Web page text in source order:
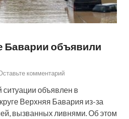
Баварии объявили
комментарий
объявлен в
Верхняя Бавария из-за
вызванных ливнями. Об этом